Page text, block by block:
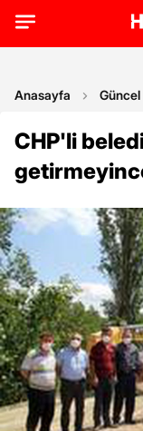
Anasayfa Güncel
CHP'li